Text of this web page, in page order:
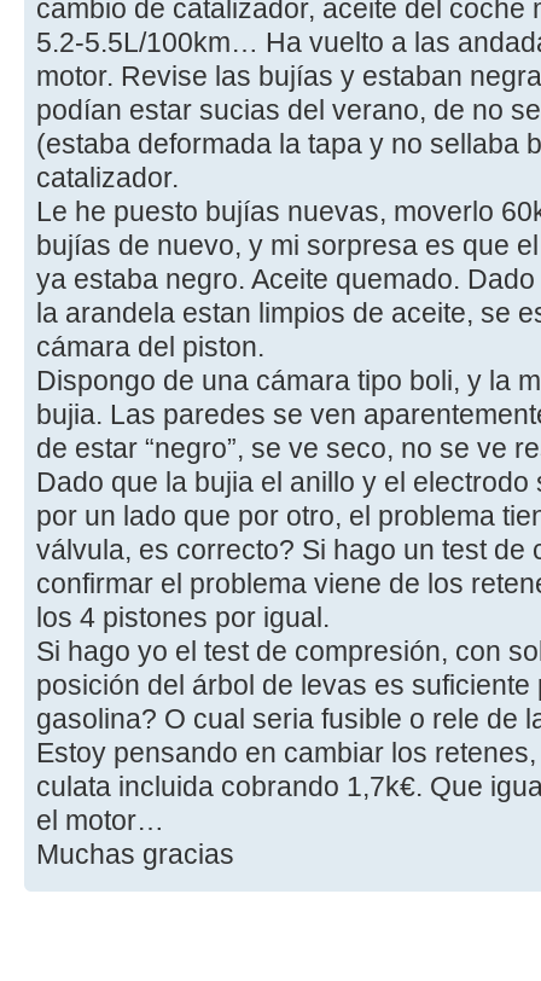
cambio de catalizador, aceite del coche
5.2-5.5L/100km… Ha vuelto a las
motor. Revise las bujías y estaban
podían estar sucias del verano, de no
(estaba deformada la tapa y no sellaba
catalizador.
Le he puesto bujías nuevas, moverlo
bujías de nuevo, y mi sorpresa es que
ya estaba negro. Aceite quemado.
la arandela estan limpios de aceite, se
cámara del piston.
Dispongo de una cámara tipo boli, y la
bujia. Las paredes se ven
de estar “negro”, se ve seco, no se ve
Dado que la bujia el anillo y el
por un lado que por otro, el problema
válvula, es correcto? Si hago un test de
confirmar el problema viene de los
los 4 pistones por igual.
Si hago yo el test de compresión, con
posición del árbol de levas es suficiente
gasolina? O cual seria fusible o rele de
Estoy pensando en cambiar los
culata incluida cobrando 1,7k€. Que
el motor…
Muchas gracias